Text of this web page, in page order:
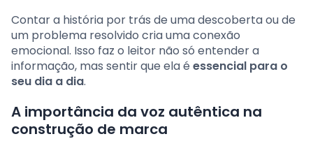
Contar a história por trás de uma descoberta ou de
um problema resolvido cria uma conexão
emocional. Isso faz o leitor não só entender a
informação, mas sentir que ela é essencial para o
seu dia a dia.
A importância da voz autêntica na
construção de marca